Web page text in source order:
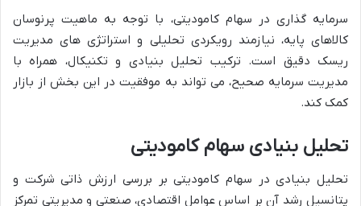
سرمایه گذاری در سهام کامودیتی، با توجه به ماهیت پرنوسان
کالاهای پایه، نیازمند رویکردی تحلیلی و استراتژی های مدیریت
ریسک دقیق است. ترکیب تحلیل بنیادی و تکنیکال، همراه با
مدیریت سرمایه صحیح، می تواند به موفقیت در این بخش از بازار
کمک کند.
تحلیل بنیادی سهام کامودیتی
تحلیل بنیادی در سهام کامودیتی بر بررسی ارزش ذاتی شرکت و
پتانسیل رشد آن بر اساس عوامل اقتصادی، صنعتی و مدیریتی تمرکز